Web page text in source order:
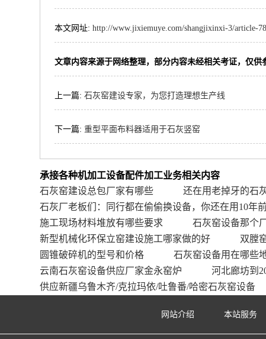
本文网址:http://www.jixiemuye.com/shangjixinxi-3/article-
文章内容来源于网络整理，部分内容未经相关考证，仅供
上一篇:石灰窑建设专家，为您打造理想生产线
下一篇:重型平面布料器适用于石灰竖窑
承接各种机加工设备配件加工业务相关内容
石灰窑建设总包厂家有哪些
还在用老掉牙的石
石灰厂老板们：同行都在偷偷换设备，你还在用10年前
施工现场材料堆放有哪些要求
石灰窑设备那个
新型机械化环保立窑建设施工哪家做的好
双膛
圆锥破碎机的型号和价格
石灰窑设备用在哪些
云南石灰窑设备供应厂家金永窑炉
河北廊坊到
供应新疆乌鲁木齐/克拉玛依/吐鲁番/哈密石灰窑设备
网站介绍 本站服务